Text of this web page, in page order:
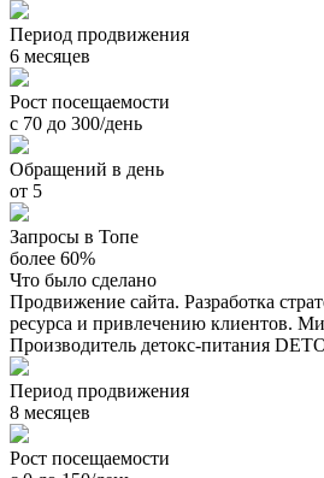
Период продвижения
6 месяцев
Рост посещаемости
с 70 до 300/день
Обращений в день
от 5
Запросы в Топе
более 60%
Что было сделано
Продвижение сайта. Разработка
ресурса и привлечению клиентов.
Производитель детокс-питания
Период продвижения
8 месяцев
Рост посещаемости